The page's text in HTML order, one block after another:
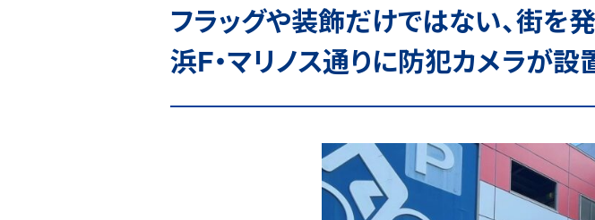
フラッグや装飾だけではない、街を
浜F・マリノス通りに防犯カメラが設